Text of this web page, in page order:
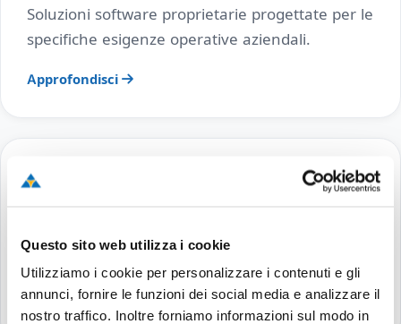
Questo sito web utilizza i cookie
Utilizziamo i cookie per personalizzare i contenuti e gli
annunci, fornire le funzioni dei social media e analizzare il
nostro traffico. Inoltre forniamo informazioni sul modo in
Soluzioni software proprietarie progettate per le
specifiche esigenze operative aziendali.
Approfondisci
Advisory strategico per la pianificazione
tecnologica e la sicurezza dei sistemi IT.
Approfondisci